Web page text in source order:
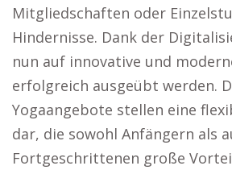
Mitgliedschaften oder
Hindernisse. Dank der
nun auf innovative und
erfolgreich ausgeübt werden.
Yogaangebote stellen eine
dar, die sowohl Anfängern als
Fortgeschrittenen große